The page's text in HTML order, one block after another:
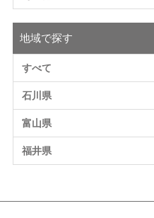
地域で探す
すべて
石川県
富山県
福井県